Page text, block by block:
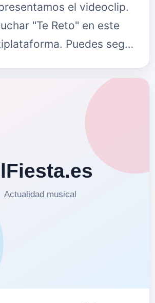
el videoclip.
"Te Reto" en este
Puedes seguir
alexisyfido